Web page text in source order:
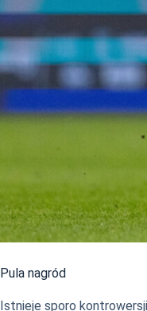
Pula nagród
Istnieje sporo